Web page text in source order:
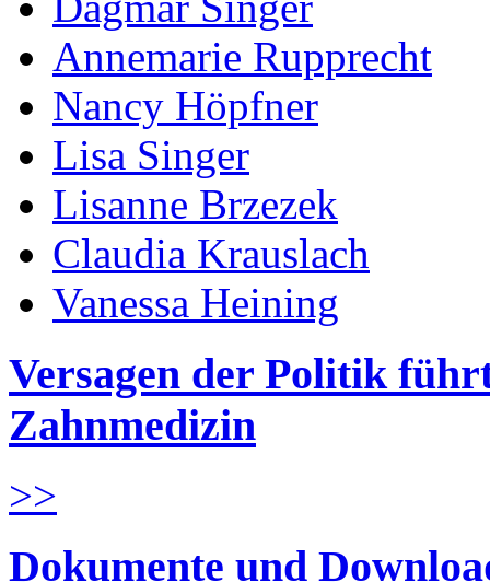
Annemarie Rupprecht
Nancy Höpfner
Lisa Singer
Lisanne Brzezek
Claudia Krauslach
Vanessa Heining
Versagen der Politik
Zahnmedizin
>>
Dokumente und